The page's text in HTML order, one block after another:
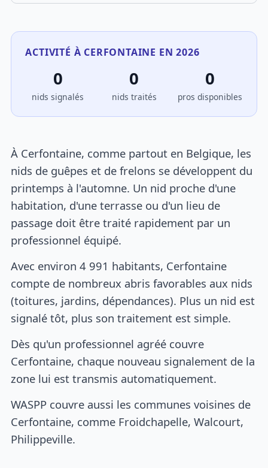
ACTIVITÉ À CERFONTAINE EN 2026
0
nids signalés
0
nids traités
0
pros disponibles
À Cerfontaine, comme partout en Belgique, les
nids de guêpes et de frelons se développent du
printemps à l'automne. Un nid proche d'une
habitation, d'une terrasse ou d'un lieu de
passage doit être traité rapidement par un
professionnel équipé.
Avec environ 4 991 habitants, Cerfontaine
compte de nombreux abris favorables aux nids
(toitures, jardins, dépendances). Plus un nid est
signalé tôt, plus son traitement est simple.
Dès qu'un professionnel agréé couvre
Cerfontaine, chaque nouveau signalement de la
zone lui est transmis automatiquement.
WASPP couvre aussi les communes voisines de
Cerfontaine, comme Froidchapelle, Walcourt,
Philippeville.